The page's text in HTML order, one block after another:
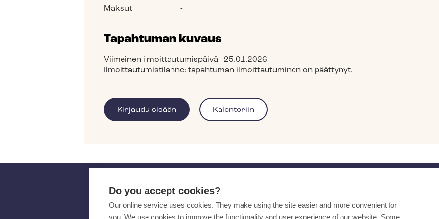
Maksut
-
Tapahtuman kuvaus
Viimeinen ilmoittautumispäivä: 25.01.2026
Ilmoittautumistilanne: tapahtuman ilmoittautuminen on päättynyt.
Do you accept cookies?
Our online service uses cookies. They make using the site easier and more convenient for
you. We use cookies to improve the functionality and user experience of our website. Some